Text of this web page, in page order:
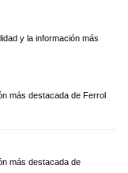
y la información más
más destacada de Ferrol
más destacada de